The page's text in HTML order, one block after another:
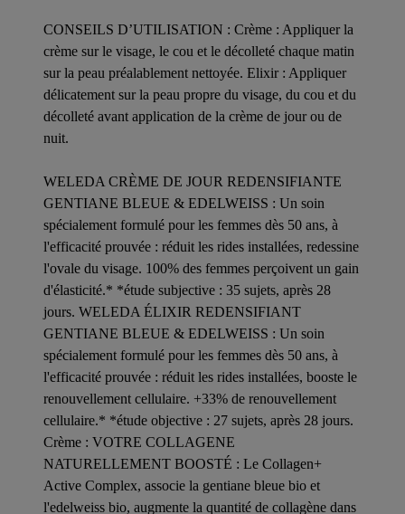
CONSEILS D’UTILISATION : Crème : Appliquer la
crème sur le visage, le cou et le décolleté chaque matin
sur la peau préalablement nettoyée. Elixir : Appliquer
délicatement sur la peau propre du visage, du cou et du
décolleté avant application de la crème de jour ou de
nuit.
WELEDA CRÈME DE JOUR REDENSIFIANTE
GENTIANE BLEUE & EDELWEISS : Un soin
spécialement formulé pour les femmes dès 50 ans, à
l'efficacité prouvée : réduit les rides installées, redessine
l'ovale du visage. 100% des femmes perçoivent un gain
d'élasticité.* *étude subjective : 35 sujets, après 28
jours. WELEDA ÉLIXIR REDENSIFIANT
GENTIANE BLEUE & EDELWEISS : Un soin
spécialement formulé pour les femmes dès 50 ans, à
l'efficacité prouvée : réduit les rides installées, booste le
renouvellement cellulaire. +33% de renouvellement
cellulaire.* *étude objective : 27 sujets, après 28 jours.
Crème : VOTRE COLLAGENE
NATURELLEMENT BOOSTÉ : Le Collagen+
Active Complex, associe la gentiane bleue bio et
l'edelweiss bio, augmente la quantité de collagène dans